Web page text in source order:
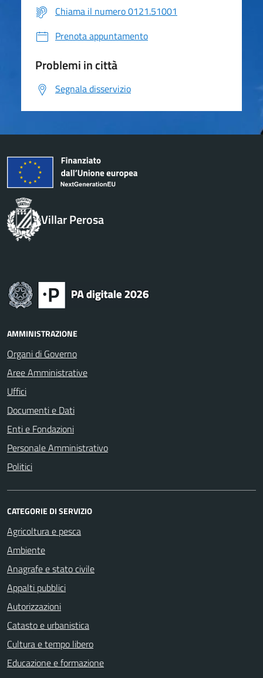
Chiama il numero 0121.51001
Prenota appuntamento
Problemi in città
Segnala disservizio
Villar Perosa
AMMINISTRAZIONE
Organi di Governo
Aree Amministrative
Uffici
Documenti e Dati
Enti e Fondazioni
Personale Amministrativo
Politici
CATEGORIE DI SERVIZIO
Agricoltura e pesca
Ambiente
Anagrafe e stato civile
Appalti pubblici
Autorizzazioni
Catasto e urbanistica
Cultura e tempo libero
Educazione e formazione